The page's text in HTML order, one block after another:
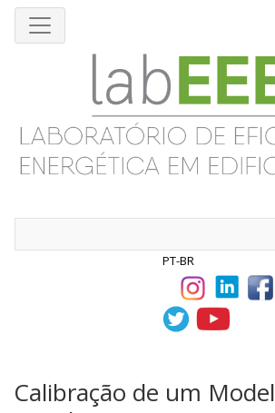
Pular
PT-BR
Calibração de um